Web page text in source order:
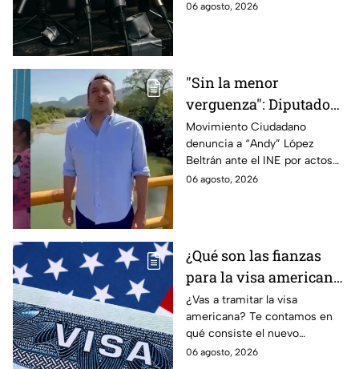
gubernamental supervise,
06 agosto, 2026
"Sin la menor
verguenza": Diputado
Juan Zavala denuncia
ante el INE a Andy
López Beltrán por
campaña anticipada en
Movimiento Ciudadano
denuncia a “Andy” López
Beltrán ante el INE por actos
anticipados de campaña en
06 agosto, 2026
¿Qué son las fianzas
para la visa americana
y por qué causan tanta
controversia?
¿Vas a tramitar la visa
americana? Te contamos en
qué consiste el nuevo
programa de fianzas
06 agosto, 2026